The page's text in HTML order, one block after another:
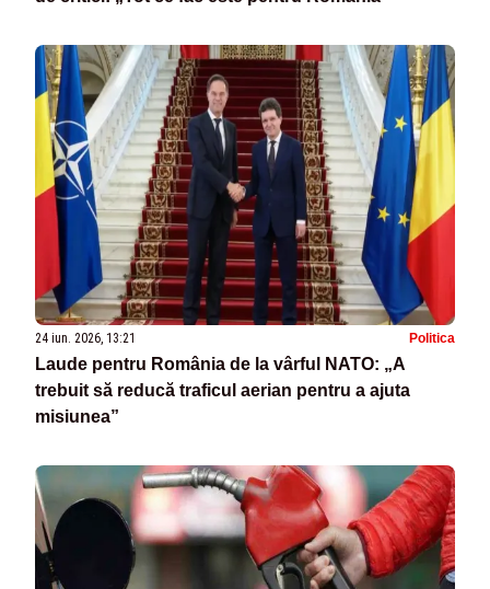
24 iun. 2026, 13:21 Politica
Laude pentru România de la vârful NATO: „A
trebuit să reducă traficul aerian pentru a ajuta
misiunea”